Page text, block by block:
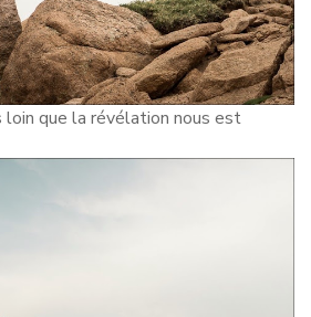
loin que la révélation nous est